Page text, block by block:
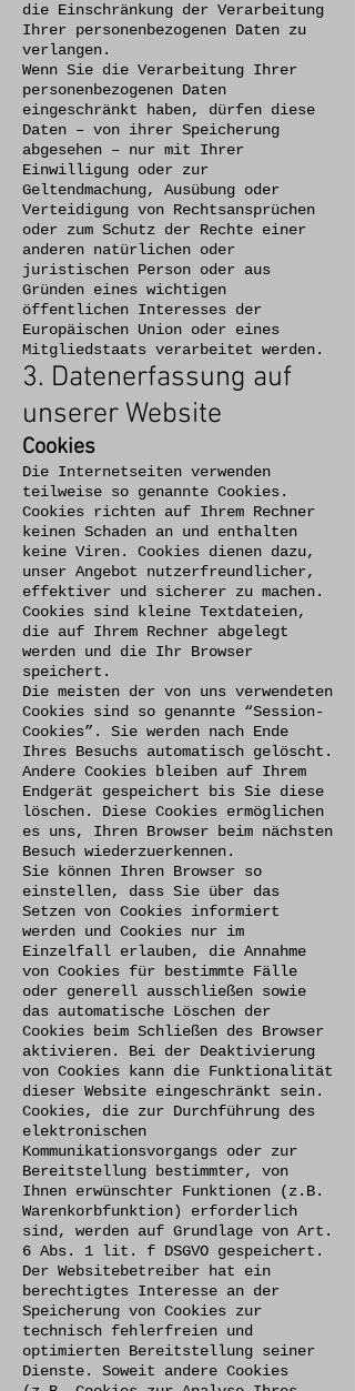
die Einschränkung der Verarbeitung
Ihrer personenbezogenen Daten zu
verlangen.
Wenn Sie die Verarbeitung Ihrer
personenbezogenen Daten
eingeschränkt haben, dürfen diese
Daten – von ihrer Speicherung
abgesehen – nur mit Ihrer
Einwilligung oder zur
Geltendmachung, Ausübung oder
Verteidigung von Rechtsansprüchen
oder zum Schutz der Rechte einer
anderen natürlichen oder
juristischen Person oder aus
Gründen eines wichtigen
öffentlichen Interesses der
Europäischen Union oder eines
Mitgliedstaats verarbeitet werden.
3. Datenerfassung auf
unserer Website
Cookies
Die Internetseiten verwenden
teilweise so genannte Cookies.
Cookies richten auf Ihrem Rechner
keinen Schaden an und enthalten
keine Viren. Cookies dienen dazu,
unser Angebot nutzerfreundlicher,
effektiver und sicherer zu machen.
Cookies sind kleine Textdateien,
die auf Ihrem Rechner abgelegt
werden und die Ihr Browser
speichert.
Die meisten der von uns verwendeten
Cookies sind so genannte “Session-
Cookies”. Sie werden nach Ende
Ihres Besuchs automatisch gelöscht.
Andere Cookies bleiben auf Ihrem
Endgerät gespeichert bis Sie diese
löschen. Diese Cookies ermöglichen
es uns, Ihren Browser beim nächsten
Besuch wiederzuerkennen.
Sie können Ihren Browser so
einstellen, dass Sie über das
Setzen von Cookies informiert
werden und Cookies nur im
Einzelfall erlauben, die Annahme
von Cookies für bestimmte Fälle
oder generell ausschließen sowie
das automatische Löschen der
Cookies beim Schließen des Browser
aktivieren. Bei der Deaktivierung
von Cookies kann die Funktionalität
dieser Website eingeschränkt sein.
Cookies, die zur Durchführung des
elektronischen
Kommunikationsvorgangs oder zur
Bereitstellung bestimmter, von
Ihnen erwünschter Funktionen (z.B.
Warenkorbfunktion) erforderlich
sind, werden auf Grundlage von Art.
6 Abs. 1 lit. f DSGVO gespeichert.
Der Websitebetreiber hat ein
berechtigtes Interesse an der
Speicherung von Cookies zur
technisch fehlerfreien und
optimierten Bereitstellung seiner
Dienste. Soweit andere Cookies